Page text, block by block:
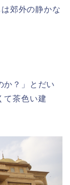
郊外の静かな
か？」とだい
て茶色い建